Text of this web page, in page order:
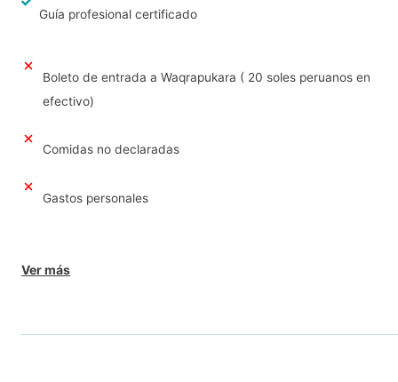
Guía profesional certificado
Boleto de entrada a Waqrapukara ( 20 soles peruanos en
efectivo)
Comidas no declaradas
Gastos personales
Ver más